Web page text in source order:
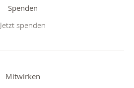
Spenden
Jetzt spenden
Mitwirken